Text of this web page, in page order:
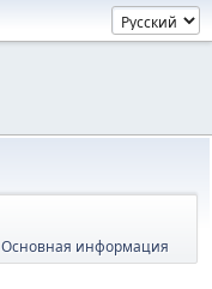
Основная информация